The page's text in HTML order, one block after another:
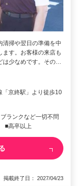
清掃や翌日の準備を中
す。お客様の来店も
は少なめです。その…
京終駅」より徒歩10
ランクなど一切不問
■高卒以上
載終了日： 2027/04/23